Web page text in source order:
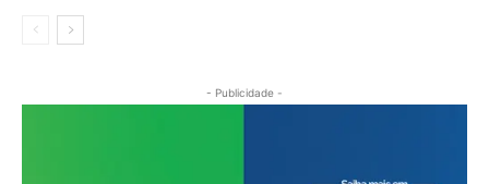
- Publicidade -